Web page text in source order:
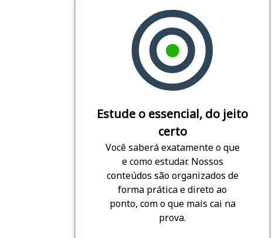
Estude o essencial, do jeito
certo
Você saberá exatamente o que
e como estudar. Nossos
conteúdos são organizados de
forma prática e direto ao
ponto, com o que mais cai na
prova.